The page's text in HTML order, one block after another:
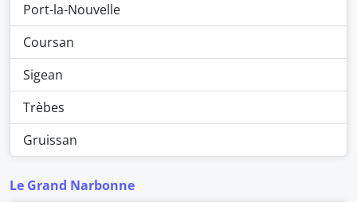
Port-la-Nouvelle
Coursan
Sigean
Trèbes
Gruissan
Le Grand Narbonne